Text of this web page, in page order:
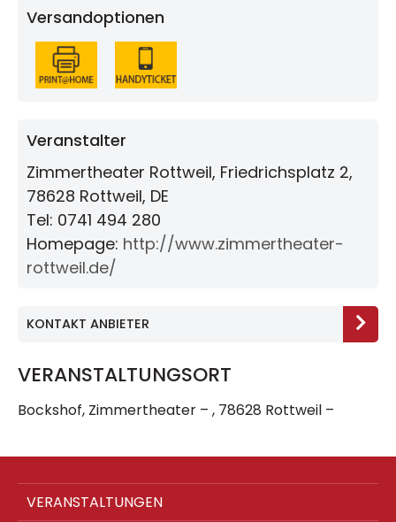
Versandoptionen
Veranstalter
Zimmertheater Rottweil, Friedrichsplatz 2,
78628 Rottweil, DE
Tel: 0741 494 280
Homepage: http://www.zimmertheater-
rottweil.de/
KONTAKT ANBIETER
VERANSTALTUNGSORT
Bockshof, Zimmertheater – , 78628 Rottweil –
VERANSTALTUNGEN